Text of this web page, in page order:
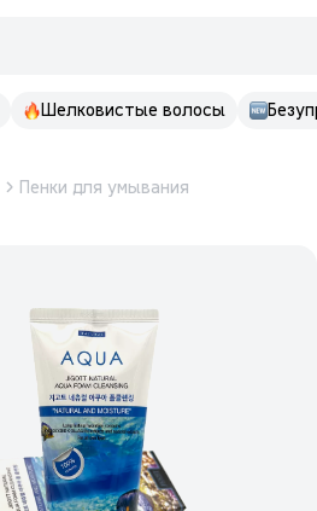
Шелковистые волосы
Пенки для умывания